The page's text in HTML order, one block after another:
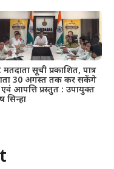
मतदाता सूची प्रकाशित, पात्र
30 अगस्त तक कर सकेंगे
एवं आपत्ति प्रस्तुत : उपायुक्त
सिन्हा